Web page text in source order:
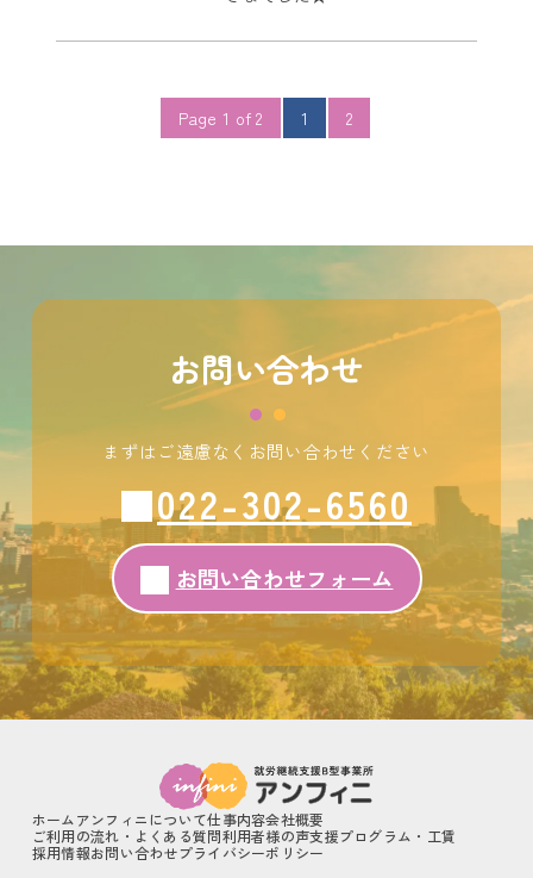
Page 1 of 2 1 2
お問い合わせ
まずはご遠慮なくお問い合わせください
022-302-6560
お問い合わせフォーム
ホームアンフィニについて仕事内容会社概要
ご利用の流れ・よくある質問利用者様の声支援プログラム・工賃
採用情報お問い合わせプライバシーポリシー